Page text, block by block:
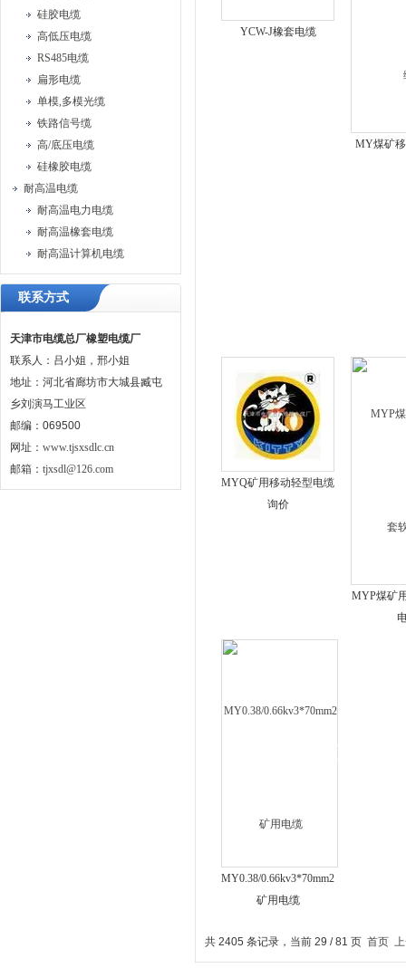
硅胶电缆
高低压电缆
RS485电缆
扁形电缆
单模,多模光缆
铁路信号缆
高/底压电缆
硅橡胶电缆
耐高温电缆
耐高温电力电缆
耐高温橡套电缆
耐高温计算机电缆
联系方式
天津市电缆总厂橡塑电缆厂
联系人：吕小姐，邢小姐
地址：河北省廊坊市大城县臧屯
乡刘演马工业区
邮编：069500
网址： www.tjsxsdlc.cn
邮箱： tjxsdl@126.com
YCW-J橡套电缆
MY煤矿
MYQ矿用移动轻型电缆
询价
MYP煤矿
MY0.38/0.66kv3*70mm2
矿用电缆
共 2405 条记录，当前 29 / 81 页 首页